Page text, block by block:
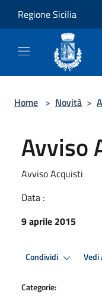
Regione Sicilia
Home > Novità >
Avviso
Avviso Acquisti
Data :
9 aprile 2015
Condividi Vedi
Categorie: